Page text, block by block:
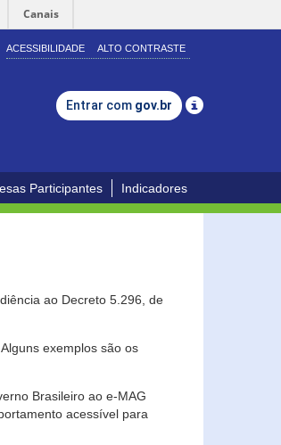
Canais
ACESSIBILIDADE ALTO CONTRASTE
Entrar com gov.br
Participantes Indicadores
ao Decreto 5.296, de
exemplos são os
Brasileiro ao e-MAG
acessível para